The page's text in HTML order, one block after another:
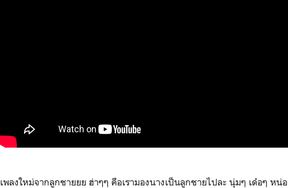
เพลงใหม่จากลูกชายยย ฮ่าๆๆ คือเรามองนางเป็นลูกชายไปละ นุ่มๆ เด๋อๆ หน่